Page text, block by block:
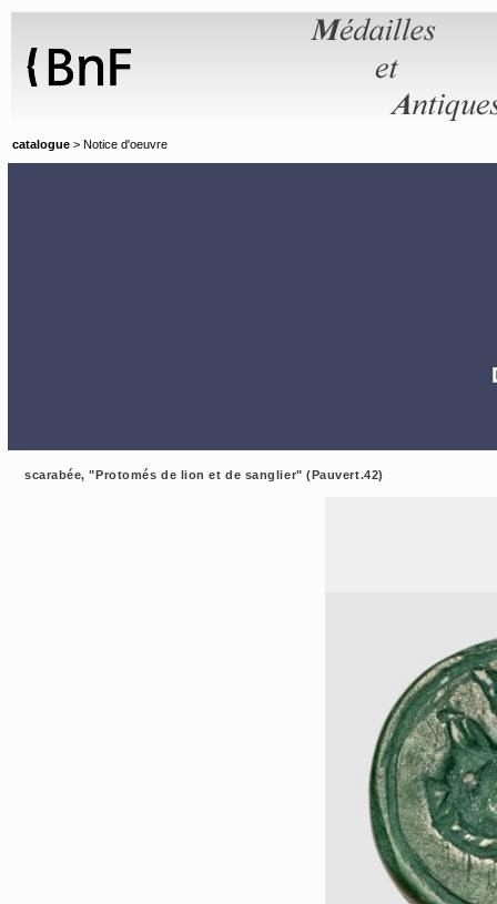
catalogue > Notice d'oeuvre
scarabée, "Protomés de lion et de sanglier" (Pauvert.42)